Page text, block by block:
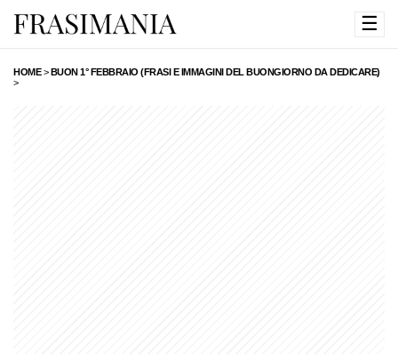
☰
HOME>BUON 1° FEBBRAIO (FRASI E IMMAGINI DEL BUONGIORNO DA DEDICARE)
>